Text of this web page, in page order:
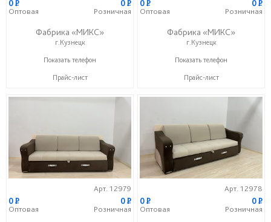
0P
Оптовая
0P
Розничная
Фабрика «МИКС»
г.Кузнецк
+7 (937) 423-36-37
Показать телефон
Прайс-лист
0P
Оптовая
0P
Розничная
Фабрика «МИКС»
г.Кузнецк
+7 (937) 423-36-37
Показать телефон
Прайс-лист
Арт. 12979
0P
Оптовая
0P
Розничная
Арт. 12978
0P
Оптовая
0P
Розничная